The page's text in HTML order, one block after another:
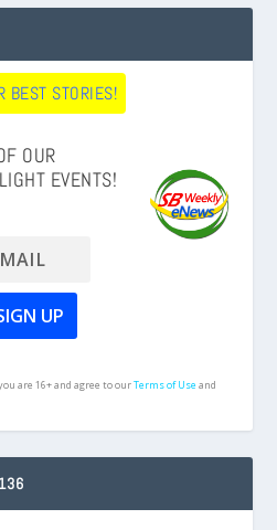
BEST STORIES!
OUR
EVENTS!
are 16+ and agree to ourTerms of Useand